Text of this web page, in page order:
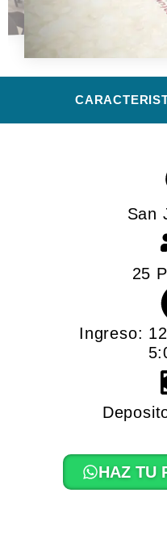
San
25
Ingreso:
HAZ TU